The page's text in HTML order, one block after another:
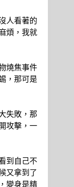
人看著的
煩，我就
燒焦事件
，那可是
失敗，那
攻擊，一
到自己不
又拿到了
變身是精